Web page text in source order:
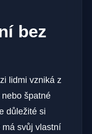
bez
lidmi vzniká z
špatné
důležité si
má svůj vlastní